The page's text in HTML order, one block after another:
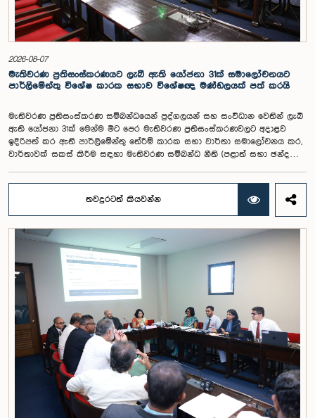
කොමිෂන් සභාවෙන් තිරණය කළ ද වර්තමානයේ එවැනි කොමිසමක් නොමැති
බවත් නිලධාරීහු සදහන් කළහ.විගණකාධිපතිවරිය සඳහා යෝජිත වැටුප්
මට්ටම අනුමත කළ ද, එම තනතුරට පැවරී ඇති වගකීම් සහ කාර්යභාරය
සැලකිල්ලට ගනිමින් වැටුප තවදුරටත් ඉහළ මට්ටමක පැවතිය යුතු බවට කාරක
සභා සභාපතිවරයා ඇතුළු මන්ත්‍රීවරුන්ගේ අදහස විය. ඒ අනුව, අදාළ වැටුප්
මට්ටම සම්බන්ධයෙන් ඉදිරියේදී තවදුරටත් අවධානය යොමු කර අවශ්‍ය තීරණ
ගැනීමේ අවශ්‍යතාව ද කාරක සභාවේදී පෙන්වා දුන් අතර ස්ථිර සහ ස්වධින
වැටුප් හා සේවක සංඛ්‍යා කොමිෂන් සභාවක් ස්ථාපිත කරන ලෙස කාරක
2026-08-07
මැතිවරණ ප්‍රතිසංස්කරණයට ලැබී ඇති යෝජනා 31ක් සමාලෝචනයට
පාර්ලිමේන්තු විශේෂ කාරක සභාව විශේෂඥ මණ්ඩලයක් පත් කරයි
මැතිවරණ ප්‍රතිසංස්කරණ සම්බන්ධයෙන් පුද්ගලයන් සහ සංවිධාන වෙතින් ලැබී
ඇති යෝජනා 31ක් මෙන්ම මීට පෙර මැතිවරණ ප්‍රතිසංස්කරණවලට අදාළව
ඉදිරිපත් කර ඇති පාර්ලිමේන්තු තේරීම් කාරක සභා වාර්තා සමාලෝචනය කර,
වාර්තාවක් සකස් කිරීම සඳහා මැතිවරණ සම්බන්ධ නීති (පළාත් සභා ඡන්ද
කාරක සභාව රාජ්‍ය පරිපාලන, පළාත් සභා සහ පළාත් පාලන ගරු අමාත්‍ය
මහාචාර්ය ඒ.එච්.එම්.එච්. අබයරත්න මහතාගේ සභාපතිත්වයෙන්
පාර්ලිමේන්තුවේදී පසුගියදා රැස් වූ අවස්ථාවේදීය.එහිදී 2004, 2007 සහ 2022
වසරවල පාර්ලිමේන්තු තේරීම් කාරක සභා වාර්තා මෙන්ම පුද්ගලයන් හා
සංවිධාන විසින් ඉදිරිපත් කර ඇති යෝජනා 31ක් පදනම් කර ගනිමින් මැතිවරණ
ප්‍රතිසංස්කරණ සම්බන්ධයෙන් දීර්ඝ ලෙස සාකච්ඡා කෙරිණි.සාකච්ඡාවේදී පළාත්
පාලන මැතිවරණ ක්‍රමය සඳහා මිශ්‍ර මැතිවරණ ක්‍රමයක් හඳුන්වා දීම, සුළු පක්ෂ
හා සුළුතර කණ්ඩායම්වල නියෝජනය තහවුරු කිරීම, කාන්තා නියෝජනය
වැඩිදියුණු කිරීම, විද්‍යුත් ඡන්ද ක්‍රමවේදයක් හඳුන්වා දීම සහ කල්තියා ඡන්දය
ප්‍රකාශ කිරීමේ පහසුකම් සැලසීම ඇතුළු යෝජනා පිළිබඳව අවධානය යොමු
විය. එමෙන්ම විදේශගත ශ්‍රී ලාංකිකයන්ට ඡන්ද අයිතිය ලබාදීම සම්බන්ධයෙන්
වන යෝජනා පිළිබඳව ද සලකා බැලුණු අතර, ඒ සඳහා අවශ්‍ය නීතිමය හා
පරිපාලනමය ප්‍රතිපාදන පිළිබඳ වැඩිදුර අධ්‍යයනය කිරීමේ අවශ්‍යතාව
අවධාරණය කෙරිණි.කාරක සභාව විසින් පත් කළ විශේෂඥ මණ්ඩලය මඟින්
ලැබී ඇති යෝජනා 31 සහ පූර්ව පාර්ලිමේන්තු තේරීම් කාරක සභා වාර්තා
විශ්ලේෂණය කර ප්‍රායෝගික නිර්දේශ සහිත වාර්තාවක් සකස් කිරීමට නියමිත
අතර, එම නිර්දේශ සමාලෝචනය කිරීම සඳහා ඉදිරි කටයුතු සිදු කිරීමට කාරක
තවදුරටත් කියවන්න